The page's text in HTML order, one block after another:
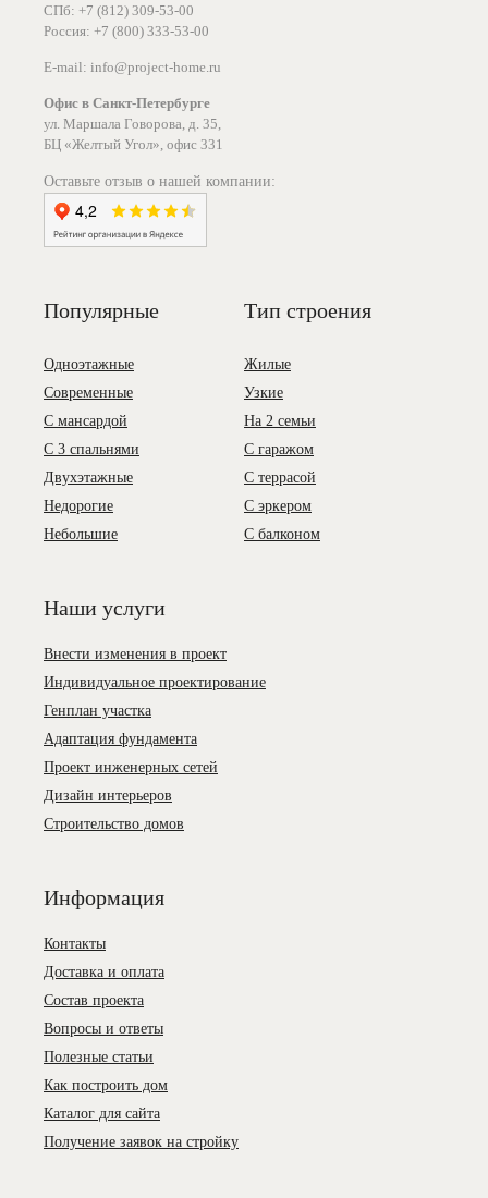
СПб: +7 (812) 309-53-00
Россия: +7 (800) 333-53-00
E-mail: info@project-home.ru
Офис в Санкт-Петербурге
ул. Маршала Говорова, д. 35,
БЦ «Желтый Угол», офис 331
Оставьте отзыв о нашей компании:
Популярные Тип строения
Одноэтажные
Современные
С мансардой
С 3 спальнями
Двухэтажные
Недорогие
Небольшие
Жилые
Узкие
На 2 семьи
С гаражом
С террасой
С эркером
С балконом
Наши услуги
Внести изменения в проект
Индивидуальное проектирование
Генплан участка
Адаптация фундамента
Проект инженерных сетей
Дизайн интерьеров
Строительство домов
Информация
Контакты
Доставка и оплата
Состав проекта
Вопросы и ответы
Полезные статьи
Как построить дом
Каталог для сайта
Получение заявок на стройку